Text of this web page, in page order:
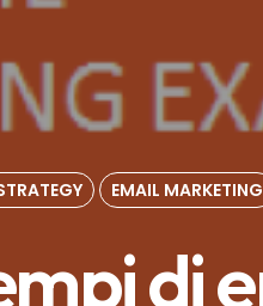
EMAIL MARKETING
di